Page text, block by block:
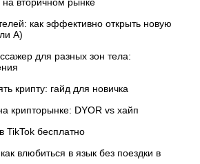
как эффективно открыть новую
А)
для разных зон тела:
крипту: гайд для новичка
крипторынке: DYOR vs хайп
TikTok бесплатно
влюбиться в язык без поездки в